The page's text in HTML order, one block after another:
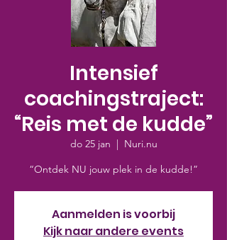
Intensief
coachingstraject:
“Reis met de kudde”
do 25 jan
  |
Nuri.nu
“Ontdek NU jouw plek in de kudde!”
Aanmelden is voorbij
Kijk naar andere events